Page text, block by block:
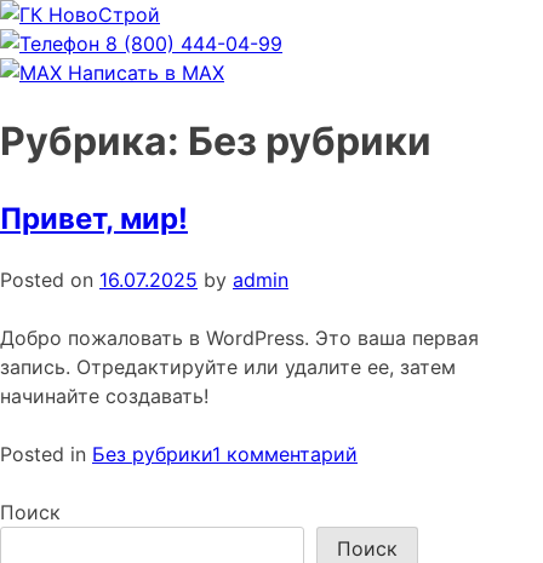
8 (800) 444-04-99
Написать в MAX
Рубрика: Без рубрики
Привет, мир!
Posted on 16.07.2025 by admin
Добро пожаловать в WordPress. Это ваша первая
запись. Отредактируйте или удалите ее, затем
начинайте создавать!
Posted in Без рубрики1 комментарий
мир!
Поиск
Поиск